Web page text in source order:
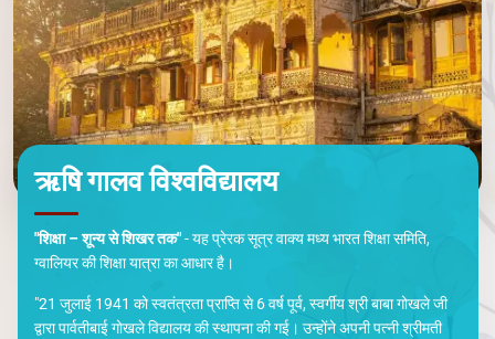
ऋषि गालव विश्वविद्यालय
"शिक्षा – शून्य से शिखर तक"- यह प्रेरक सूत्र वाक्य मध्य भारत शिक्षा समिति,
ग्वालियर की शिक्षा यात्रा का आधार है।
"21 जुलाई 1941 को स्वतंत्रता प्राप्ति से 6 वर्ष पूर्व, स्वर्गीय श्री बाबा गोखले जी
द्वारा पार्वतीबाई गोखले विद्यालय की स्थापना की गई। उन्होंने अपनी पत्नी श्रीमती